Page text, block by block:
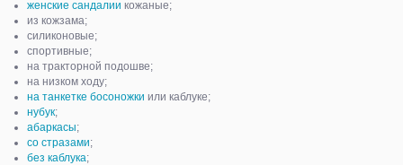
женские сандалии кожаные;
из кожзама;
силиконовые;
спортивные;
на тракторной подошве;
на низком ходу;
на танкетке босоножки или каблуке;
нубук;
абаркасы;
со стразами;
без каблука;